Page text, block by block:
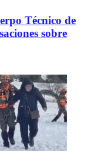
Técnico de
sobre